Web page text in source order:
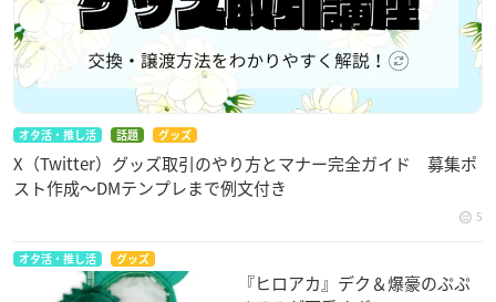
オタ活・推し活 話題 グッズ
X（Twitter）グッズ取引のやり方とマナー完全ガイド 募集ポ
スト作成〜DMテンプレまで例文付き
5
オタ活・推し活 グッズ
『ヒロアカ』デク＆爆豪のぷぷ